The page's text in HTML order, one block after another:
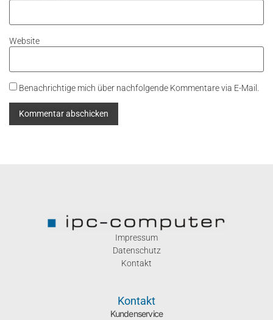
Website
Benachrichtige mich über nachfolgende Kommentare via E-Mail.
Impressum
Datenschutz
Kontakt
Kontakt
Kundenservice